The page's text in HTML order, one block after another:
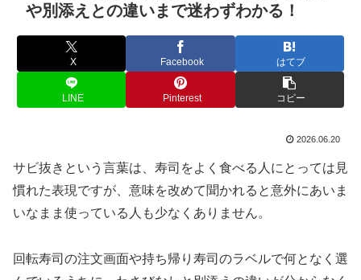
や別添えとの違いまで迷わずわかる！
X Facebook はてブ
LINE Pinterest コピー
2026.06.20
サビ抜きという言葉は、寿司をよく食べる人にとっては見
慣れた表現ですが、意味を改めて聞かれると意外にあいま
いなまま使っている人も少なくありません。
回転寿司の注文画面や持ち帰り寿司のラベルで何となく選